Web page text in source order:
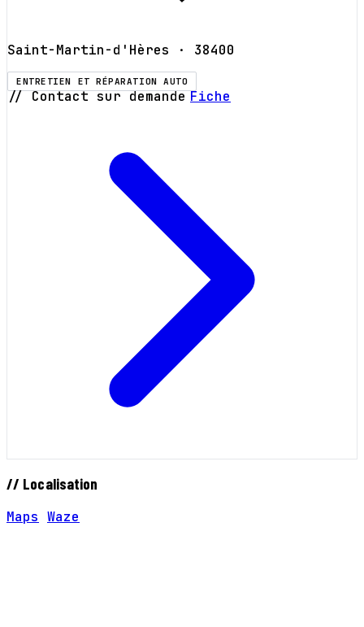
Saint-Martin-d'Hères · 38400
ENTRETIEN ET RÉPARATION AUTO
// Contact sur demande Fiche
// Localisation
Maps Waze